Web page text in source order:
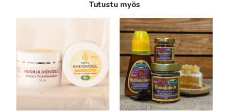
Tutustu myös
useampi
muunnelma.
Tällä
tuotteella
useampi
muunnelma.
Voit
tehdä
valinnat